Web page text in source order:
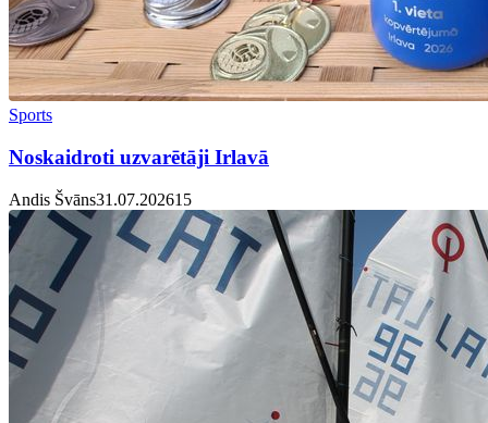
Sports
Noskaidroti uzvarētāji Irlavā
Andis Švāns31.07.20261 5